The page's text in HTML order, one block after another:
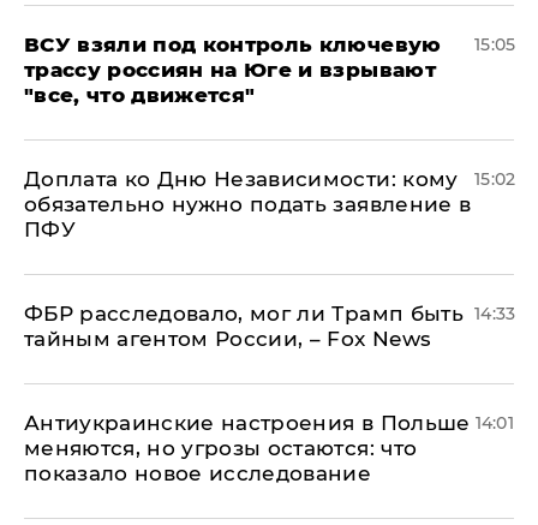
ВСУ взяли под контроль ключевую
трассу россиян на Юге и взрывают
"все, что движется"
15:05
Доплата ко Дню Независимости: кому
обязательно нужно подать заявление в
ПФУ
15:02
ФБР расследовало, мог ли Трамп быть
тайным агентом России, – Fox News
14:33
Антиукраинские настроения в Польше
меняются, но угрозы остаются: что
показало новое исследование
14:01